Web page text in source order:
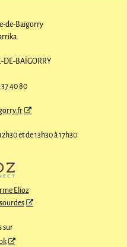
de-Baïgorry
BAÏGORRY
37 40 80
et de 13h30 à 17h30
Elioz
sur